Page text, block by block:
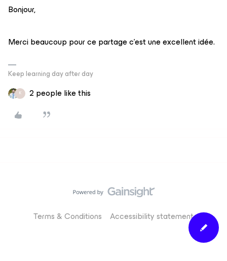
Bonjour,
Merci beaucoup pour ce partage c’est une excellent idée.
Keep learning day after day
K 2 people like this
Terms & Conditions Accessibility statement